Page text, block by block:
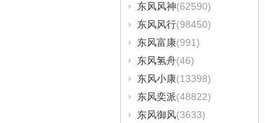
东风风神(62590)
东风风行(98450)
东风富康(991)
东风氢舟(46)
东风小康(13398)
东风奕派(48822)
东风御风(3633)